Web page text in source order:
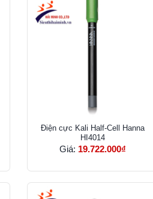
Điện cực Kali Half-Cell Hanna
HI4014
Giá: 19.722.000₫